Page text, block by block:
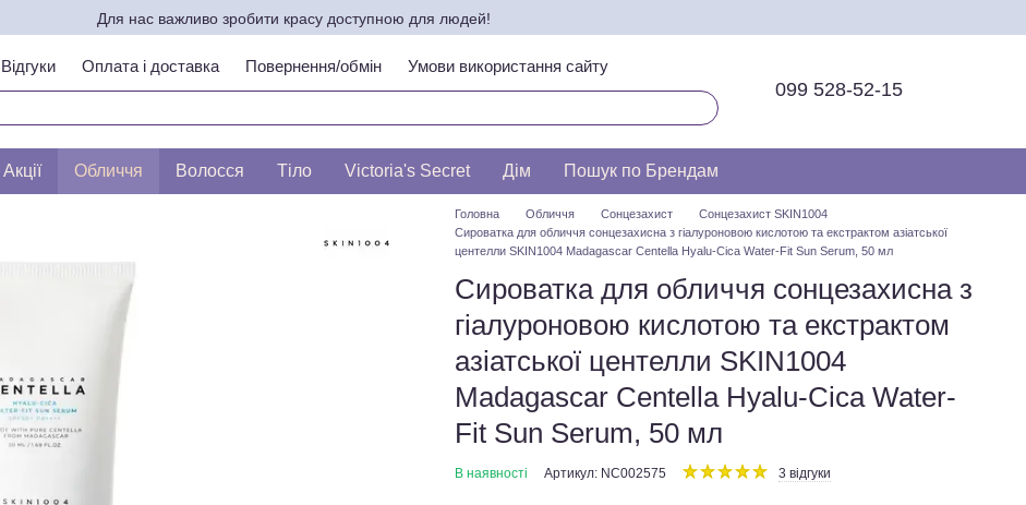
Для нас важливо зробити красу доступною для людей!
Відгуки Оплата і доставка Повернення/обмін
Умови використання сайту
типу шкіри по ЛЕСЛІ БАУМАНН
099 528-52-15
Акції Обличчя Волосся Тіло Victoria's Secret Дім Пошук по Брендам
Головна Обличчя Сонцезахист
Сонцезахист SKIN1004
Сироватка для обличчя сонцезахисна з гіалуроновою кислотою та екстрактом азіатської
центелли SKIN1004 Madagascar Centella Hyalu-Cica Water-Fit Sun Serum, 50 мл
Сироватка для обличчя сонцезахисна з
гіалуроновою кислотою та екстрактом
азіатської центелли SKIN1004
Madagascar Centella Hyalu-Cica Water-
Fit Sun Serum, 50 мл
В наявності Артикул: NC002575 3 відгуки